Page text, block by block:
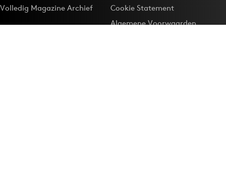
Volledig Magazine Archief
Cookie Statement
Algemene Voorwaarden